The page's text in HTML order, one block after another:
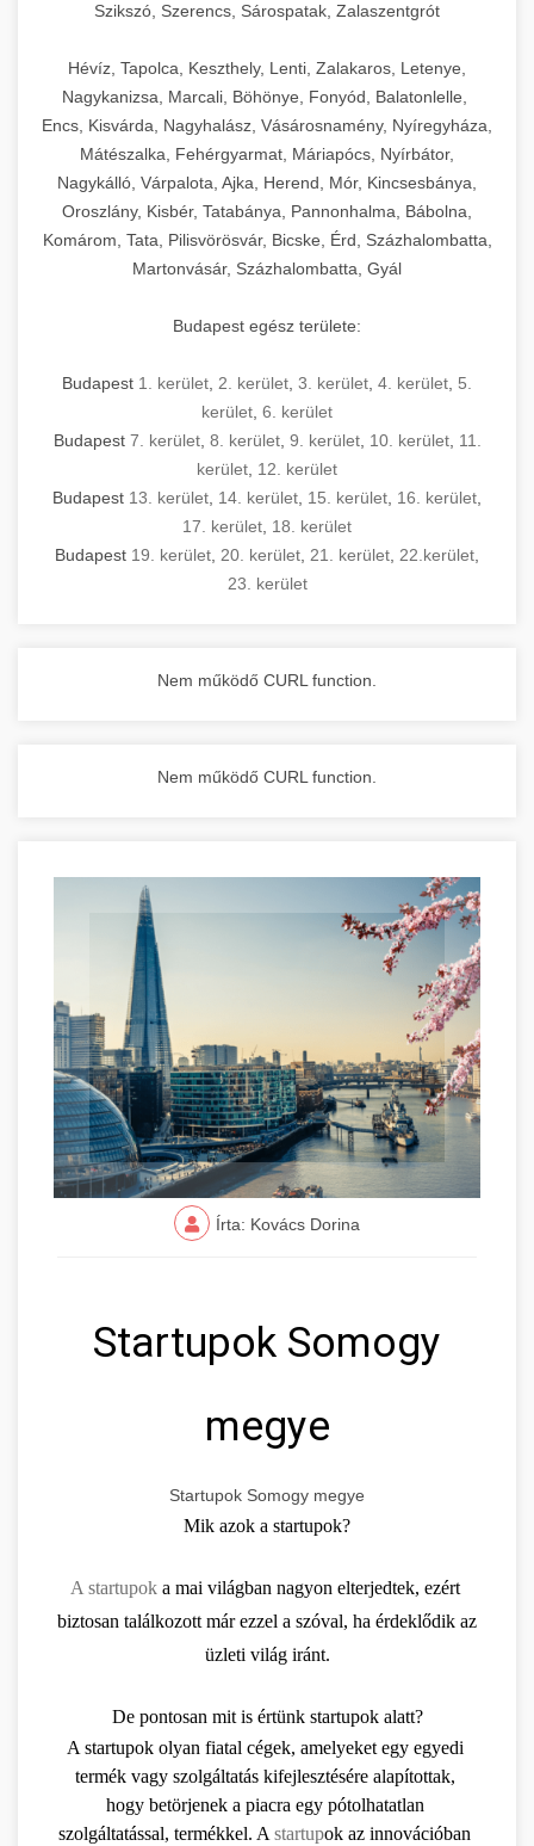
Szikszó, Szerencs, Sárospatak, Zalaszentgrót
Hévíz, Tapolca, Keszthely, Lenti, Zalakaros, Letenye,
Nagykanizsa, Marcali, Böhönye, Fonyód, Balatonlelle,
Encs, Kisvárda, Nagyhalász, Vásárosnamény, Nyíregyháza,
Mátészalka, Fehérgyarmat, Máriapócs, Nyírbátor,
Nagykálló, Várpalota, Ajka, Herend, Mór, Kincsesbánya,
Oroszlány, Kisbér, Tatabánya, Pannonhalma, Bábolna,
Komárom, Tata, Pilisvörösvár, Bicske, Érd, Százhalombatta,
Martonvásár, Százhalombatta, Gyál
Budapest egész területe:
Budapest 1. kerület 2. kerület 3. kerület 4. kerület 5.
kerület 6. kerület
Budapest 7. kerület, 8. kerület, 9. kerület, 10. kerület, 11.
kerület 12. kerület
Budapest 13. kerület 14. kerület 15. kerület 16. kerület
17. kerület 18. kerület
Budapest 19. kerület 20. kerület 21. kerület 22.kerület
23. kerület
Nem működő CURL function.
Nem működő CURL function.
Írta: Kovács Dorina
Startupok Somogy
megye
Startupok Somogy megye
Mik azok a startupok?
A startupok a mai világban nagyon elterjedtek, ezért
biztosan találkozott már ezzel a szóval, ha érdeklődik az
üzleti világ iránt.
De pontosan mit is értünk startupok alatt?
A startupok olyan fiatal cégek, amelyeket egy egyedi
termék vagy szolgáltatás kifejlesztésére alapítottak,
hogy betörjenek a piacra egy pótolhatatlan
szolgáltatással, termékkel. A startupok az innovációban